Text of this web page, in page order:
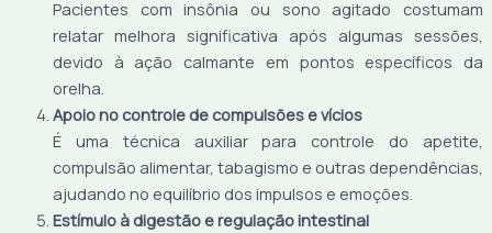
Pacientes com insônia ou sono agitado costumam
relatar melhora significativa após algumas sessões,
devido à ação calmante em pontos específicos da
orelha.
Apoio no controle de compulsões e vícios
É uma técnica auxiliar para controle do apetite,
compulsão alimentar, tabagismo e outras dependências,
ajudando no equilíbrio dos impulsos e emoções.
Estímulo à digestão e regulação intestinal